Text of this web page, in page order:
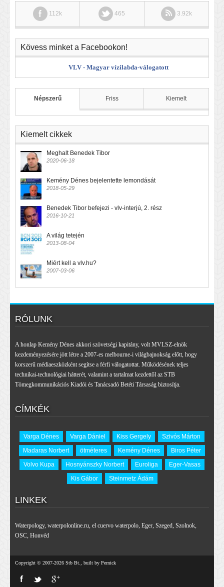
112k 465 3.92k
Kövess minket a Facebookon!
VLV - Magyar vízilabda-válogatott
Népszerű Friss Kiemelt
Kiemelt cikkek
Meghalt Benedek Tibor
2020-06-18
Kemény Dénes bejelentette lemondását
2018-05-29
Benedek Tibor befejezi - vlv-interjú, 2. rész
2016-10-21
A világ tetején
2013-08-04
Miért kell a vlv.hu?
2007-03-06
RÓLUNK
A honlap Kemény Dénes akkori szövetségi kapitány, volt MVLSZ-elnök
kezdeményezésére jött létre a 2007-es melbourne-i világbajnokság előtt, hogy
korszerű médiaeszközként segítse a férfi válogatottat. Működésének teljes
technikai-technológiai hátterét, valamint a tartalmat kezdettől az STB
Tömegkommunikációs Kiadói és Tanácsadó Betéti Társaság biztosítja.
CÍMKÉK
Varga Dénes Varga Dániel Kiss Gergely
Szivós Márton
Madaras Norbert
ötméteres Kemény Dénes
Biros Péter
Volvo Kupa
Hosnyánszky Norbert Euroliga
Eger-Vasas
Kis Gábor
Steinmetz Ádám
LINKEK
Waterpology, waterpolonline.ru, el cuervo waterpolo, Eger, Szeged, Szolnok,
OSC, Honvéd
Copyright © 2007-2026 Stb Bt., built by Pernick